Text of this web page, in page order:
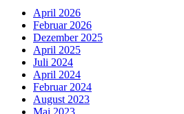
April 2026
Februar 2026
Dezember 2025
April 2025
Juli 2024
April 2024
Februar 2024
August 2023